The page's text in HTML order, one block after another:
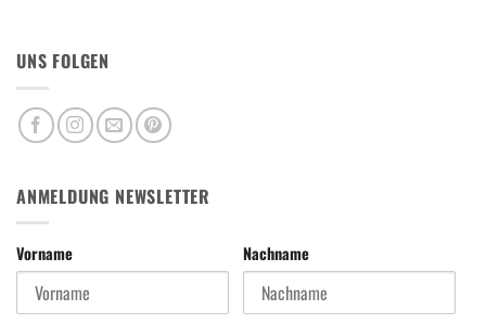
UNS FOLGEN
ANMELDUNG NEWSLETTER
Vorname Nachname